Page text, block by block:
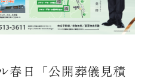
春日「公開葬儀見積